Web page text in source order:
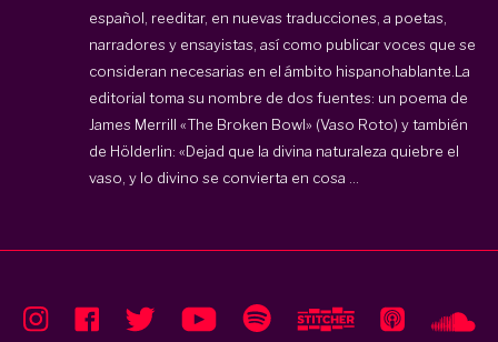
español, reeditar, en nuevas traducciones, a poetas,
narradores y ensayistas, así como publicar voces que se
consideran necesarias en el ámbito hispanohablante.La
editorial toma su nombre de dos fuentes: un poema de
James Merrill «The Broken Bowl» (Vaso Roto) y también
de Hölderlin: «Dejad que la divina naturaleza quiebre el
vaso, y lo divino se convierta en cosa ...